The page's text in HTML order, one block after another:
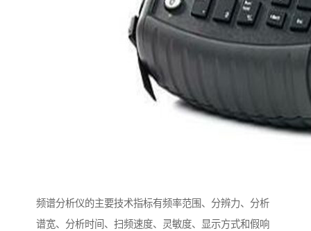
频谱分析仪的主要技术指标有频率范围、分辨力、分析
谱宽、分析时间、扫频速度、灵敏度、显示方式和假响